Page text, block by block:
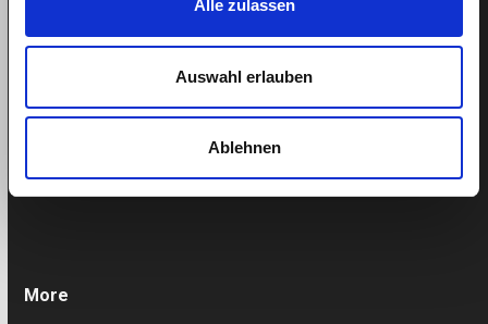
Alle zulassen
Auswahl erlauben
Ablehnen
Helpcenter
Book appointment
Mon-Fri: 9am-1pm
More